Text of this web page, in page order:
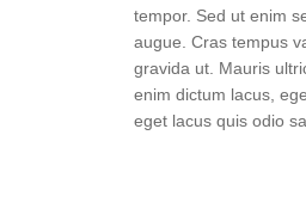
tempor. Sed ut enim
augue. Cras tempus
gravida ut. Mauris
enim dictum lacus,
eget lacus quis odio